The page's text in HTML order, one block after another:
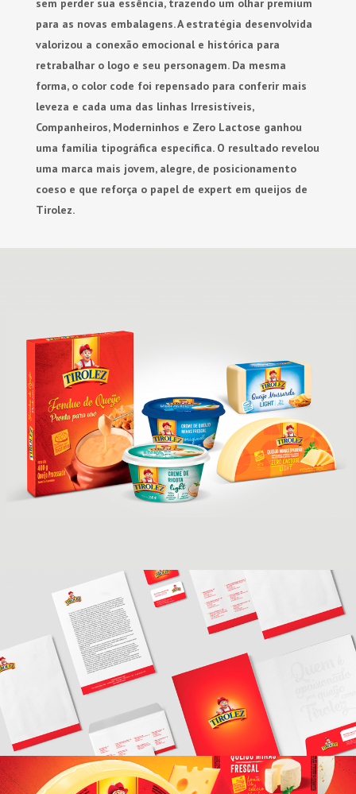
sem perder sua essência, trazendo um olhar premium
para as novas embalagens. A estratégia desenvolvida
valorizou a conexão emocional e histórica para
retrabalhar o logo e seu personagem. Da mesma
forma, o color code foi repensado para conferir mais
leveza e cada uma das linhas Irresistíveis,
Companheiros, Moderninhos e Zero Lactose ganhou
uma família tipográfica específica. O resultado revelou
uma marca mais jovem, alegre, de posicionamento
coeso e que reforça o papel de expert em queijos de
Tirolez.